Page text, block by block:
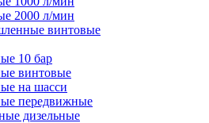
2000 л/мин
винтовые
10 бар
винтовые
на шасси
передвижные
дизельные